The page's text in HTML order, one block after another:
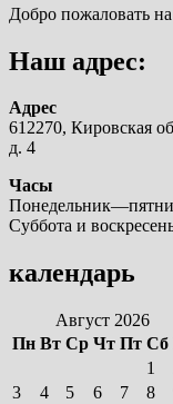
Добро пожаловать
Наш адрес:
Адрес
612270, Кировская
д. 4
Часы
Суббота и
календарь
Август 2026
Пн Вт Ср Чт Пт Сб
1
3
4 5 6 7 8